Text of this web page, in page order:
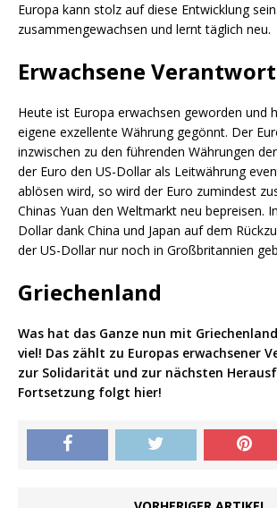
Europa kann stolz auf diese Entwicklung
zusammengewachsen und lernt täglich neu.
Erwachsene
Heute ist Europa erwachsen geworden und
eigene exzellente Währung gegönnt. Der
inzwischen zu den führenden Währungen
der Euro den US-Dollar als Leitwährung
ablösen wird, so wird der Euro zumindest
Chinas Yuan den Weltmarkt neu bepreisen.
Dollar dank China und Japan auf dem
der US-Dollar nur noch in Großbritannien
Griechenland
Was hat das Ganze nun mit
viel! Das zählt zu Europas erwachsener
zur Solidarität und zur nächsten
Fortsetzung folgt hier!